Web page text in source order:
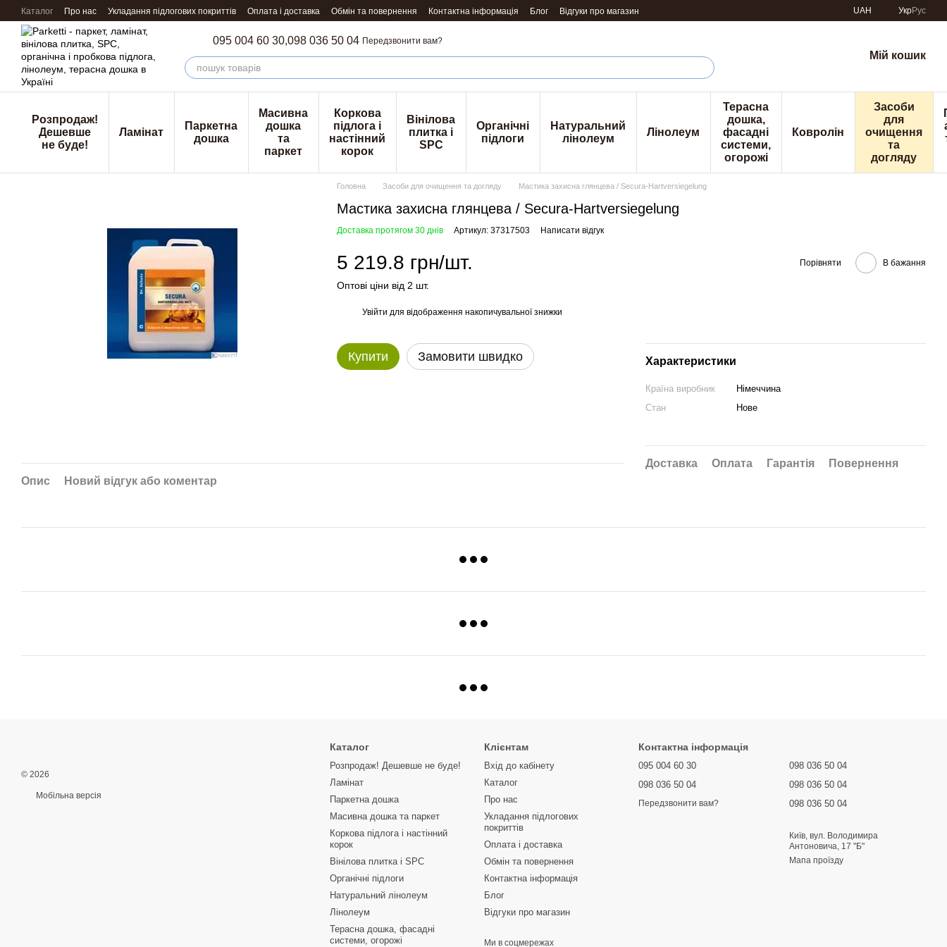
Перейти к основному контенту
Каталог Про нас Укладання підлогових покриттів Оплата і доставка Обмін та повернення Контактна інформація Блог Відгуки про магазин UAH УкрРус
095 004 60 30,098 036 50 04 Передзвонити вам?
Мій кошик
Розпродаж!
Дешевше
не буде!
Ламінат
Паркетна
дошка
Масивна
дошка
та
паркет
Коркова
підлога і
настінний
корок
Вінілова
плитка і
SPC
Органічні
підлоги
Натуральний
лінолеум
Лінолеум
Терасна
дошка,
фасадні
системи,
огорожі
Ковролін
Засоби
для
очищення
та
догляду
Головна Засоби для очищення та догляду Мастика захисна глянцева / Secura-Hartversiegelung
Мастика захисна глянцева / Secura-Hartversiegelung
Доставка протягом 30 днів Артикул: 37317503 Написати відгук
5 219.8 грн/шт. Порівняти В бажання
Оптові ціни від 2 шт.
Увійти для відображення накопичувальної знижки
Купити Замовити швидко Характеристики
Країна виробник
Німеччина
Стан
Нове
Доставка Оплата Гарантія
Повернення
Опис
Новий відгук або коментар
© 2026
Мобільна версія
Каталог
Розпродаж! Дешевше не буде!
Ламінат
Паркетна дошка
Масивна дошка та паркет
Коркова підлога і настінний
корок
Вінілова плитка і SPC
Органічні підлоги
Натуральний лінолеум
Лінолеум
Терасна дошка, фасадні
системи, огорожі
Клієнтам
Вхід до кабінету
Каталог
Про нас
Укладання підлогових
покриттів
Оплата і доставка
Обмін та повернення
Контактна інформація
Блог
Відгуки про магазин
Ми в соцмережах
Контактна інформація
095 004 60 30
098 036 50 04
Передзвонити вам?
098 036 50 04
098 036 50 04
098 036 50 04
Київ, вул. Володимира
Антоновича, 17 "Б"
Мапа проїзду